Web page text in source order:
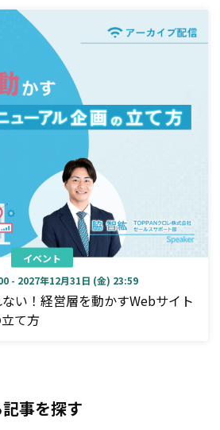
イベント
- 2027年12月31日 (金) 23:59
い！経営層を動かすWebサイト
て方
事を探す